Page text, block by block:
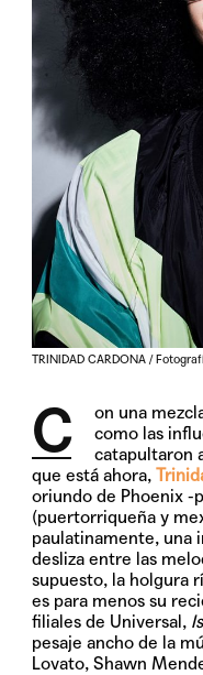
TRINIDAD CARDONA /
C
on una
como las
catapultaron
que está ahora,
oriundo de Phoenix -
(puertorriqueña y
paulatinamente, una
desliza entre las
supuesto, la holgura
es para menos su
filiales de Universal,
pesaje ancho de la
Lovato, Shawn